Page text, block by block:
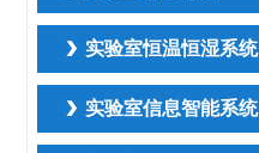
实验室恒温恒湿系统
实验室信息智能系统